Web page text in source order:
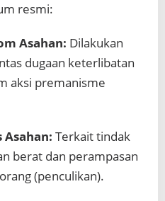
resmi:
Asahan: Dilakukan
dugaan keterlibatan
aksi premanisme
Asahan: Terkait tindak
berat dan perampasan
(penculikan).